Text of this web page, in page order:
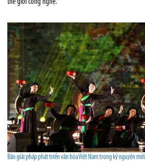
thế giới công nghệ.
Bàn giải pháp phát triển văn hóa Việt Nam trong kỷ nguyên mới